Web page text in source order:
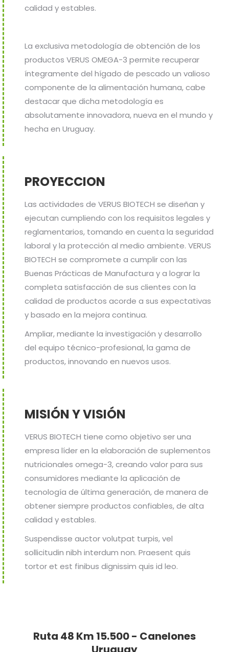
calidad y estables.
La exclusiva metodología de obtención de los
productos VERUS OMEGA-3 permite recuperar
íntegramente del hígado de pescado un valioso
componente de la alimentación humana, cabe
destacar que dicha metodología es
absolutamente innovadora, nueva en el mundo y
hecha en Uruguay.
PROYECCION
Las actividades de VERUS BIOTECH se diseñan y
ejecutan cumpliendo con los requisitos legales y
reglamentarios, tomando en cuenta la seguridad
laboral y la protección al medio ambiente. VERUS
BIOTECH se compromete a cumplir con las
Buenas Prácticas de Manufactura y a lograr la
completa satisfacción de sus clientes con la
calidad de productos acorde a sus expectativas
y basado en la mejora continua.
Ampliar, mediante la investigación y desarrollo
del equipo técnico-profesional, la gama de
productos, innovando en nuevos usos.
MISIÓN Y VISIÓN
VERUS BIOTECH tiene como objetivo ser una
empresa líder en la elaboración de suplementos
nutricionales omega-3, creando valor para sus
consumidores mediante la aplicación de
tecnología de última generación, de manera de
obtener siempre productos confiables, de alta
calidad y estables.
Suspendisse auctor volutpat turpis, vel
sollicitudin nibh interdum non. Praesent quis
tortor et est finibus dignissim quis id leo.
Ruta 48 Km 15.500 - Canelones